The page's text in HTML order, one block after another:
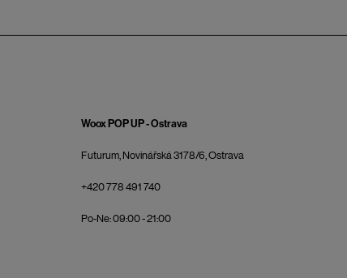
Woox POP UP - Ostrava
Futurum, Novinářská 3178/6, Ostrava
+420 778 491 740
Po-Ne: 09:00 - 21:00